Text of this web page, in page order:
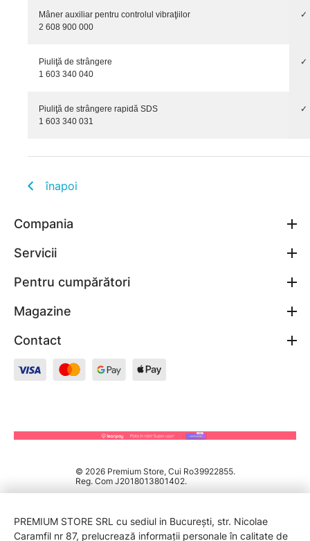
Mâner auxiliar pentru controlul vibraţiilor
2 608 900 000
✓
Piuliţă de strângere
1 603 340 040
✓
Piuliţă de strângere rapidă SDS
1 603 340 031
✓
înapoi
Compania
Servicii
Pentru cumpărători
Magazine
Contact
© 2026 Premium Store, Cui Ro39922855.
Reg. Com J2018013801402.
PREMIUM STORE SRL cu sediul in București, str. Nicolae
Caramfil nr 87, prelucrează informații personale în calitate de